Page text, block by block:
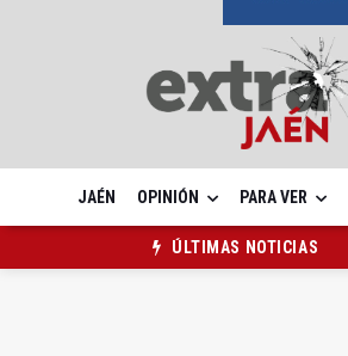
JAÉN OPINIÓN PARA VER
ÚLTIMAS NOTICIAS